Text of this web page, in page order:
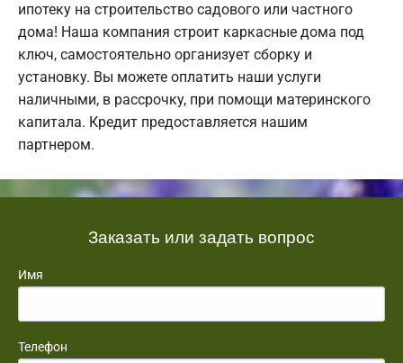
ипотеку на строительство садового или частного
дома! Наша компания строит каркасные дома под
ключ, самостоятельно организует сборку и
установку. Вы можете оплатить наши услуги
наличными, в рассрочку, при помощи материнского
капитала. Кредит предоставляется нашим
партнером.
Заказать или задать вопрос
Имя
Телефон